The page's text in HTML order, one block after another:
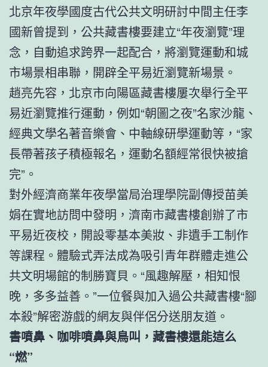
北京年夜學國度古代公共文明研討中間主任李
國新曾提到，公共藏書樓要建立“年夜瀏覽”理
念，自動追求跨界一起配合，將瀏覽運動和城
市場景相串聯，開辟全平易近瀏覽新場景。
趙亮先容，北京市向陽區藏書樓屢次舉行全平
易近瀏覽推行運動，例如“朝圖之夜”名家沙龍、
經典文學名著音樂會、中軸線研學運動等，“家
長帶著孩子積極報名，運動名額經常很快被搶
完”。
對外經濟商業年夜學當局治理學院副傳授苗美
娟在實地訪問中發明，濟南市藏書樓創辦了市
平易近夜校，開設零基本美妝、非遺手工制作
等課程。體驗式弄法成為吸引青年群體走進公
共文明場館的制勝寶貝。“風趣解壓，相知恨
晚，多多益善。”一位餐與加入過公共藏書樓“腳
本殺”解密游戲的網友與伴侶分送朋友道。
書噴鼻、咖啡噴鼻與鳥叫，藏書樓還能這么
“燃”